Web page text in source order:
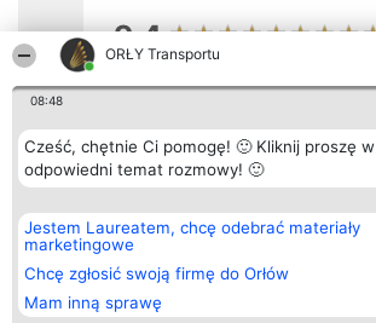
ORŁY Transportu
08:48
Cześć, chętnie Ci pomogę! 🙂 Kliknij proszę w
odpowiedni temat rozmowy! 🙂
Jestem Laureatem, chcę odebrać materiały
marketingowe
Chcę zgłosić swoją firmę do Orłów
Mam inną sprawę
9.4
Bright Side Solutions sp. z o.
o. sp. k.
ul. Ruska 22
Wrocław 50-079
KRS 0000749100 | Regon
381313360 | NIP 8943132676
+48 508 492 400
Laureaci
Lista
wszystkich
Laureatów
Zasady
Regulamin
Prywatności